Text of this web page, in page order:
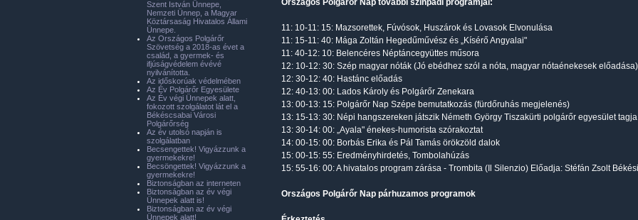
Országos Polgárőr Nap további színpadi programjai:
11: 10-11: 15: Mazsorettek, Fúvósok, Huszárok és Lovasok Elvonulása
11: 15-11: 40: Mága Zoltán Hegedűművész és „Kísérő Angyalai"
11: 40-12: 10: Belencéres Néptáncegyüttes műsora
12: 10-12: 30: Szép magyar nóták (Jó ebédhez szól a nóta, magyar nótaénekesek előadása)
12: 30-12: 40: Hastánc előadás
12: 40-13: 00: Lados Károly és Polgárőr Zenekara
13: 00-13: 15: Polgárőr Nap Szépe bemutatkozás (fürdőruhás megjelenés)
13: 15-13: 30: Népi hangszereken játszik Németh György Tiszakürti polgárőr egyesület tagja
13: 30-14: 00: „Ayala" énekes-humorista szórakoztat
14: 00-15: 00: Borbás Erika és Pál Tamás örökzöld dalok
15: 00-15: 55: Eredményhirdetés, Tombolahúzás
15: 55-16: 00: A hivatalos program zárása - Trombita (Il Silenzio) Előadja: Stéfán Zsolt
Országos Polgárőr Nap párhuzamos programok
Szent István Ünnepe,
Nemzeti Ünnep, a Magyar
Köztársaság Hivatalos Állami
Ünnepe.
Az Országos Polgárőr
Szövetség a 2018-as évet a
család, a gyermek- és
ifjúságvédelem évévé
nyilvánította.
Az időskorúak védelmében
Az Év Polgárőr Egyesülete
Az Év végi Ünnepek alatt,
fokozott szolgálatot lát el a
Békéscsabai Városi
Polgárőrség
Az év utolsó napján is
szolgálatban
Becsengettek! Vigyázzunk a
gyermekekre!
Becsöngettek! Vigyázzunk a
gyermekekre!
Biztonságban az interneten
Biztonságban az év végi
Ünnepek alatt is!
Biztonságban az év végi
Ünnepek alatt!